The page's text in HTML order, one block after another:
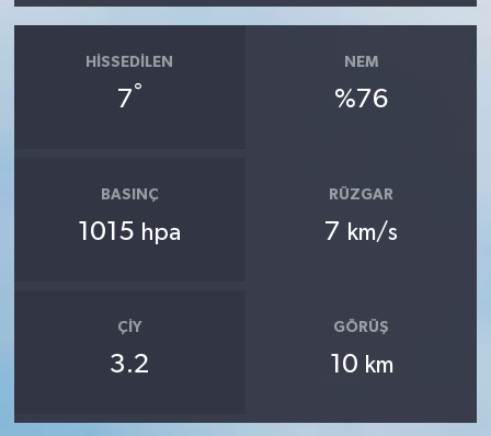
HISSEDILEN
7°
NEM
%76
BASINÇ
1015 hpa
RÜZGAR
7 km/s
ÇIY
3.2
GÖRÜŞ
10 km